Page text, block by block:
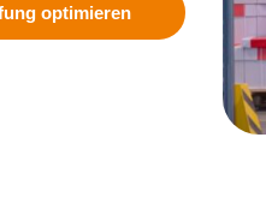
optimieren